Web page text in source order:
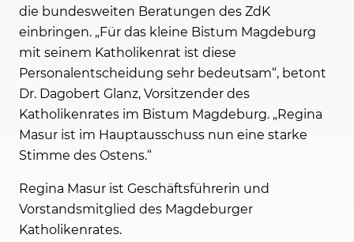
die bundesweiten Beratungen des ZdK
einbringen. „Für das kleine Bistum Magdeburg
mit seinem Katholikenrat ist diese
Personalentscheidung sehr bedeutsam“, betont
Dr. Dagobert Glanz, Vorsitzender des
Katholikenrates im Bistum Magdeburg. „Regina
Masur ist im Hauptausschuss nun eine starke
Stimme des Ostens.“
Regina Masur ist Geschäftsführerin und
Vorstandsmitglied des Magdeburger
Katholikenrates.